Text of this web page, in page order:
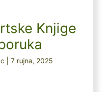
Knjige
| 7 rujna, 2025